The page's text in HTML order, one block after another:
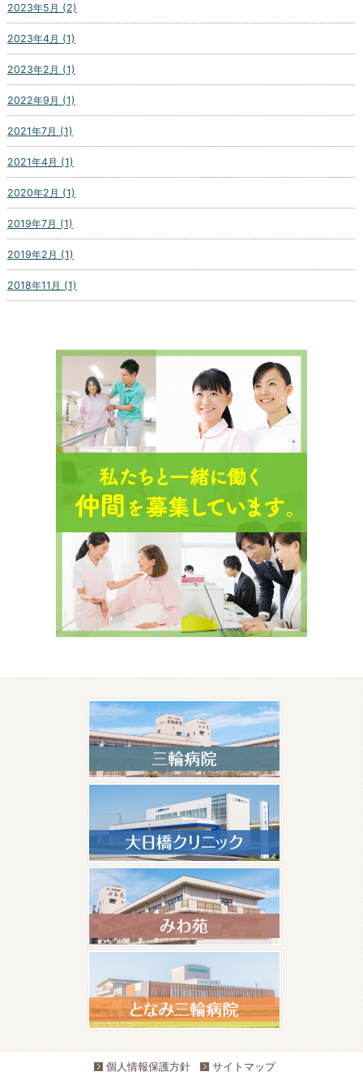
2023年5月 (2)
2023年4月 (1)
2023年2月 (1)
2022年9月 (1)
2021年7月 (1)
2021年4月 (1)
2020年2月 (1)
2019年7月 (1)
2019年2月 (1)
2018年11月 (1)
個人情報保護方針 サイトマップ